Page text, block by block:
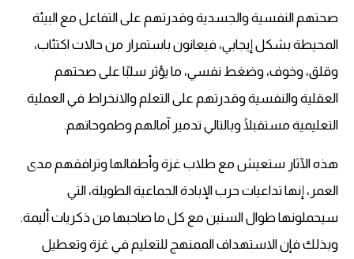
صحتهم النفسية والجسدية وقدرتهم على التفاعل مع البيئة
المحيطة بشكل إيجابي، فيعانون باستمرار من حالات اكتئاب،
وقلق، وخوف، وضغط نفسي، ما يؤثر سلبًا على صحتهم
العقلية والنفسية وقدرتهم على التعلم والانخراط في العملية
التعليمية مستقبلًا وبالتالي تدمير آمالهم وطموحاتهم.
هذه الآثار ستعيش مع طلاب غزة وأطفالها وترافقهم مدى
العمر، إنها تداعيات حرب الإبادة الجماعية الطويلة، التي
سيحملونها طوال السنين مع كل ما صاحبها من ذكريات أليمة.
وبذلك فإن الاستهداف الممنهج للتعليم في غزة وتعطيل